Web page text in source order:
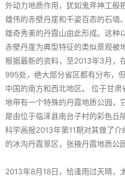
外动力地质作用，犹如鬼斧神工般
雄伟的赤壁丹崖和千姿百态的石墙
雄奇秀美的丹霞山由此形成。这种
赤壁丹崖为典型特征的类似景观被
根据最新的资料，至2013年3月，
995处，绝大部分省区都有分布，
中国的南方和西北地区。 位于甘
地带有一个特殊的丹霞地质公园，
是由位于临泽县南台子村的彩色丘
科学画报2013年第11期对其做了
的冰沟丹霞景区，张掖丹霞地质公
2013年8月18日，恰逢雨过天晴，